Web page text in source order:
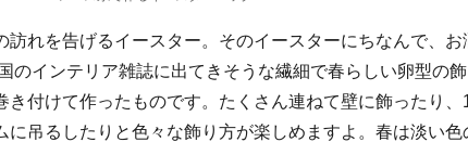
訪れを告げるイースター。そのイースターにちなんで、
のインテリア雑誌に出てきそうな繊細で春らしい卵型の
き付けて作ったものです。たくさん連ねて壁に飾ったり
に吊るしたりと色々な飾り方が楽しめますよ。春は淡い